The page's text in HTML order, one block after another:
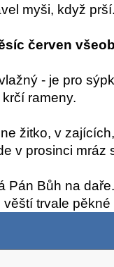
myši, když
červen
- je pro
rameny.
žitko, v
v prosinci mráz
Pán Bůh na daře.
trvale